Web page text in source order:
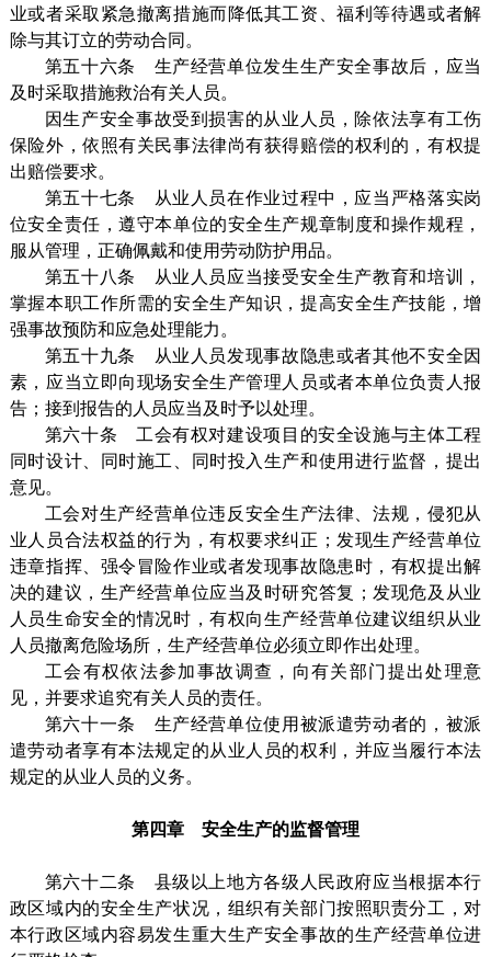
业或者采取紧急撤离措施而降低其工资、福利等待遇或者解
除与其订立的劳动合同。
第五十六条 生产经营单位发生生产安全事故后，应当
及时采取措施救治有关人员。
因生产安全事故受到损害的从业人员，除依法享有工伤
保险外，依照有关民事法律尚有获得赔偿的权利的，有权提
出赔偿要求。
第五十七条 从业人员在作业过程中，应当严格落实岗
位安全责任，遵守本单位的安全生产规章制度和操作规程，
服从管理，正确佩戴和使用劳动防护用品。
第五十八条 从业人员应当接受安全生产教育和培训，
掌握本职工作所需的安全生产知识，提高安全生产技能，增
强事故预防和应急处理能力。
第五十九条 从业人员发现事故隐患或者其他不安全因
素，应当立即向现场安全生产管理人员或者本单位负责人报
告；接到报告的人员应当及时予以处理。
第六十条 工会有权对建设项目的安全设施与主体工程
同时设计、同时施工、同时投入生产和使用进行监督，提出
意见。
工会对生产经营单位违反安全生产法律、法规，侵犯从
业人员合法权益的行为，有权要求纠正；发现生产经营单位
违章指挥、强令冒险作业或者发现事故隐患时，有权提出解
决的建议，生产经营单位应当及时研究答复；发现危及从业
人员生命安全的情况时，有权向生产经营单位建议组织从业
人员撤离危险场所，生产经营单位必须立即作出处理。
工会有权依法参加事故调查，向有关部门提出处理意
见，并要求追究有关人员的责任。
第六十一条 生产经营单位使用被派遣劳动者的，被派
遣劳动者享有本法规定的从业人员的权利，并应当履行本法
规定的从业人员的义务。
第四章 安全生产的监督管理
第六十二条 县级以上地方各级人民政府应当根据本行
政区域内的安全生产状况，组织有关部门按照职责分工，对
本行政区域内容易发生重大生产安全事故的生产经营单位进